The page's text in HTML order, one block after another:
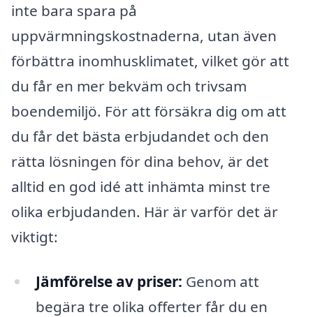
inte bara spara på
uppvärmningskostnaderna, utan även
förbättra inomhusklimatet, vilket gör att
du får en mer bekväm och trivsam
boendemiljö. För att försäkra dig om att
du får det bästa erbjudandet och den
rätta lösningen för dina behov, är det
alltid en god idé att inhämta minst tre
olika erbjudanden. Här är varför det är
viktigt:
Jämförelse av priser: Genom att
begära tre olika offerter får du en